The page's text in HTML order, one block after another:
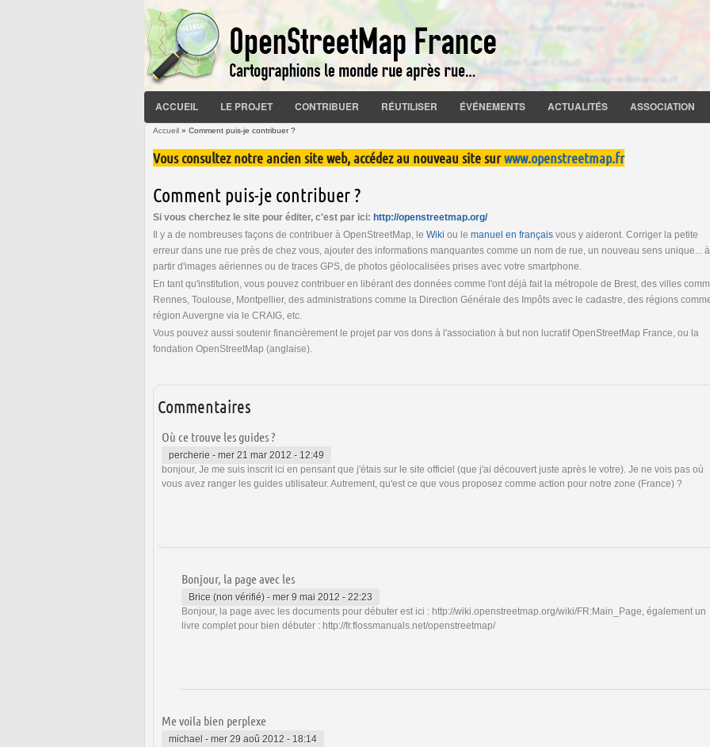
ACCUEIL LE PROJET CONTRIBUER RÉUTILISER ÉVÉNEMENTS ACTUALITÉS ASSOCIATION
Vous êtes ici
Accueil » Comment puis-je contribuer ?
Vous consultez notre ancien site web, accédez au nouveau site surwww.openstreetmap.fr
Comment puis-je contribuer ?
Si vous cherchez le site pour éditer, c'est par ici: http://openstreetmap.org/
Il y a de nombreuses façons de contribuer à OpenStreetMap, le Wiki ou le manuel en français vous y aideront. Corriger la petite
erreur dans une rue près de chez vous, ajouter des informations manquantes comme un nom de rue, un nouveau sens unique... à
partir d'images aériennes ou de traces GPS, de photos géolocalisées prises avec votre smartphone.
En tant qu'institution, vous pouvez contribuer en libérant des données comme l'ont déjà fait la métropole de Brest, des villes
Rennes, Toulouse, Montpellier, des administrations comme la Direction Générale des Impôts avec le cadastre, des régions
région Auvergne via le CRAIG, etc.
Vous pouvez aussi soutenir financièrement le projet par vos dons à l'association à but non lucratif OpenStreetMap France, ou la
fondation OpenStreetMap (anglaise).
Commentaires
Où ce trouve les guides ?
percherie - mer 21 mar 2012 - 12:49
bonjour, Je me suis inscrit ici en pensant que j'étais sur le site officiel (que j'ai découvert juste après le votre). Je ne vois pas où
vous avez ranger les guides utilisateur. Autrement, qu'est ce que vous proposez comme action pour notre zone (France) ?
Bonjour, la page avec les
Brice (non vérifié) - mer 9 mai 2012 - 22:23
Bonjour, la page avec les documents pour débuter est ici : http://wiki.openstreetmap.org/wiki/FR:Main_Page, également un
livre complet pour bien débuter : http://fr.flossmanuals.net/openstreetmap/
Me voila bien perplexe
michael - mer 29 aoû 2012 - 18:14